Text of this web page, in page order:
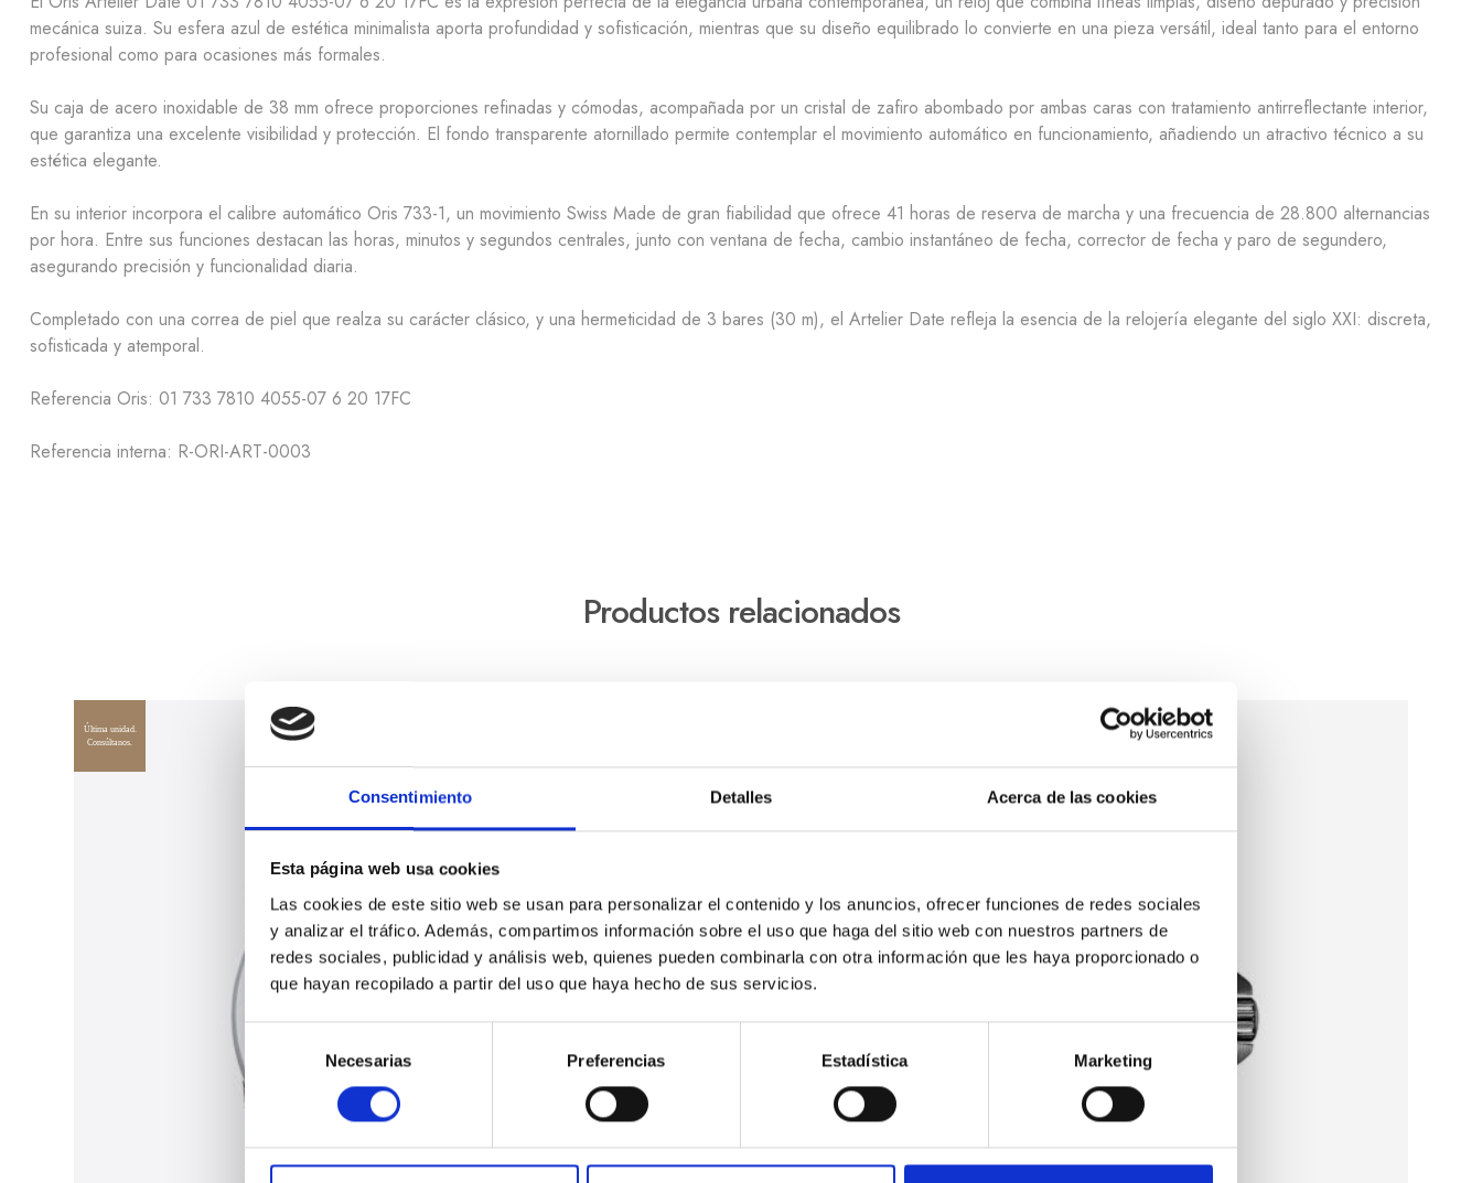
Consentimiento Detalles Acerca de las cookies
Esta página web usa cookies
Las cookies de este sitio web se usan para personalizar el contenido y los anuncios, ofrecer funciones de redes sociales
y analizar el tráfico. Además, compartimos información sobre el uso que haga del sitio web con nuestros partners de
redes sociales, publicidad y análisis web, quienes pueden combinarla con otra información que les haya proporcionado o
que hayan recopilado a partir del uso que haya hecho de sus servicios.
e
l
Necesarias Preferencias Estadística Marketing
mecánica suiza. Su esfera azul de estética minimalista aporta profundidad y sofisticación, mientras que su diseño equilibrado lo convierte en una pieza versátil, ideal tanto para el entorno
profesional como para ocasiones más formales.
Su caja de acero inoxidable de 38 mm ofrece proporciones refinadas y cómodas, acompañada por un cristal de zafiro abombado por ambas caras con tratamiento antirreflectante interior,
que garantiza una excelente visibilidad y protección. El fondo transparente atornillado permite contemplar el movimiento automático en funcionamiento, añadiendo un atractivo técnico a su
estética elegante.
En su interior incorpora el calibre automático Oris 733-1, un movimiento Swiss Made de gran fiabilidad que ofrece 41 horas de reserva de marcha y una frecuencia de 28.800 alternancias
por hora. Entre sus funciones destacan las horas, minutos y segundos centrales, junto con ventana de fecha, cambio instantáneo de fecha, corrector de fecha y paro de segundero,
asegurando precisión y funcionalidad diaria.
Completado con una correa de piel que realza su carácter clásico, y una hermeticidad de 3 bares (30 m), el Artelier Date refleja la esencia de la relojería elegante del siglo XXI: discreta,
sofisticada y atemporal.
Referencia Oris: 01 733 7810 4055-07 6 20 17FC
Referencia interna: R-ORI-ART-0003
Productos relacionados
Última unidad.
Consúltanos.